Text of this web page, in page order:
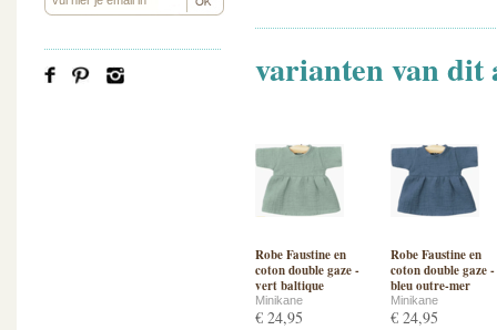
varianten van
Robe Faustine en
coton double gaze -
vert baltique
Minikane
€ 24,95
Robe Faustine en
coton double gaze -
bleu outre-mer
Minikane
€ 24,95